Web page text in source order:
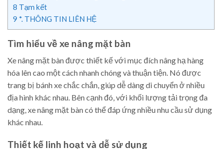
8 Tạm kết
9 *. THÔNG TIN LIÊN HỆ
Tìm hiểu về xe nâng mặt bàn
Xe nâng mặt bàn được thiết kế với mục đích nâng hạ hàng
hóa lên cao một cách nhanh chóng và thuận tiện. Nó được
trang bị bánh xe chắc chắn, giúp dễ dàng di chuyển ở nhiều
địa hình khác nhau. Bên cạnh đó, với khối lượng tải trọng đa
dạng, xe nâng mặt bàn có thể đáp ứng nhiều nhu cầu sử dụng
khác nhau.
Thiết kế linh hoạt và dễ sử dụng